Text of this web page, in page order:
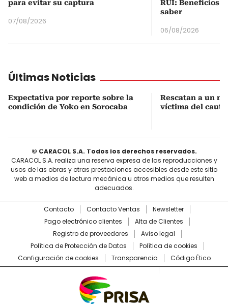
para evitar su captura
07/08/2026
RUI: Beneficios
saber
06/08/2026
Últimas Noticias
Expectativa por reporte sobre la
condición de Yoko en Sorocaba
Rescatan a un
víctima del
© CARACOL S.A. Todos los derechos reservados.
CARACOL S.A. realiza una reserva expresa de las reproducciones y
usos de las obras y otras prestaciones accesibles desde este sitio
web a medios de lectura mecánica u otros medios que resulten
adecuados.
Contacto Contacto Ventas
Newsletter
Pago electrónico clientes
Alta de Clientes
Registro de proveedores
Aviso legal
Política de Protección de Datos
Política de cookies
Configuración de cookies
Transparencia Código Ético